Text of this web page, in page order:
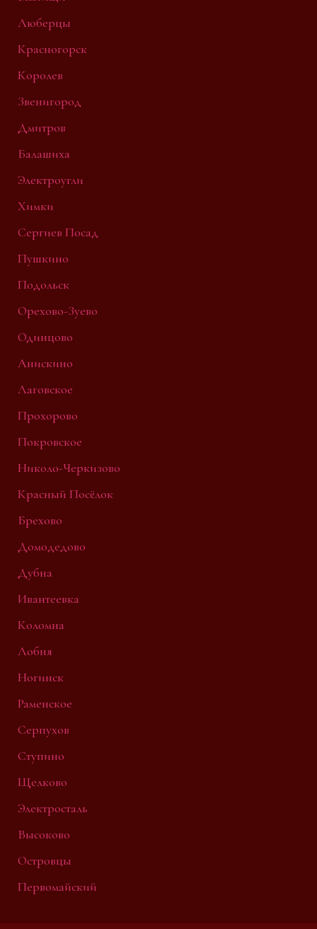
Люберцы
Красногорск
Королев
Звенигород
Дмитров
Балашиха
Электроугли
Химки
Сергиев Посад
Пушкино
Подольск
Орехово-Зуево
Одинцово
Анискино
Лаговское
Прохорово
Покровское
Николо-Черкизово
Красный Посёлок
Брехово
Домодедово
Дубна
Ивантеевка
Коломна
Лобня
Ногинск
Раменское
Серпухов
Ступино
Щелково
Электросталь
Высоково
Островцы
Первомайский